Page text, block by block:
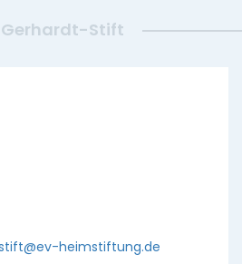
Stift
heimstiftung.de